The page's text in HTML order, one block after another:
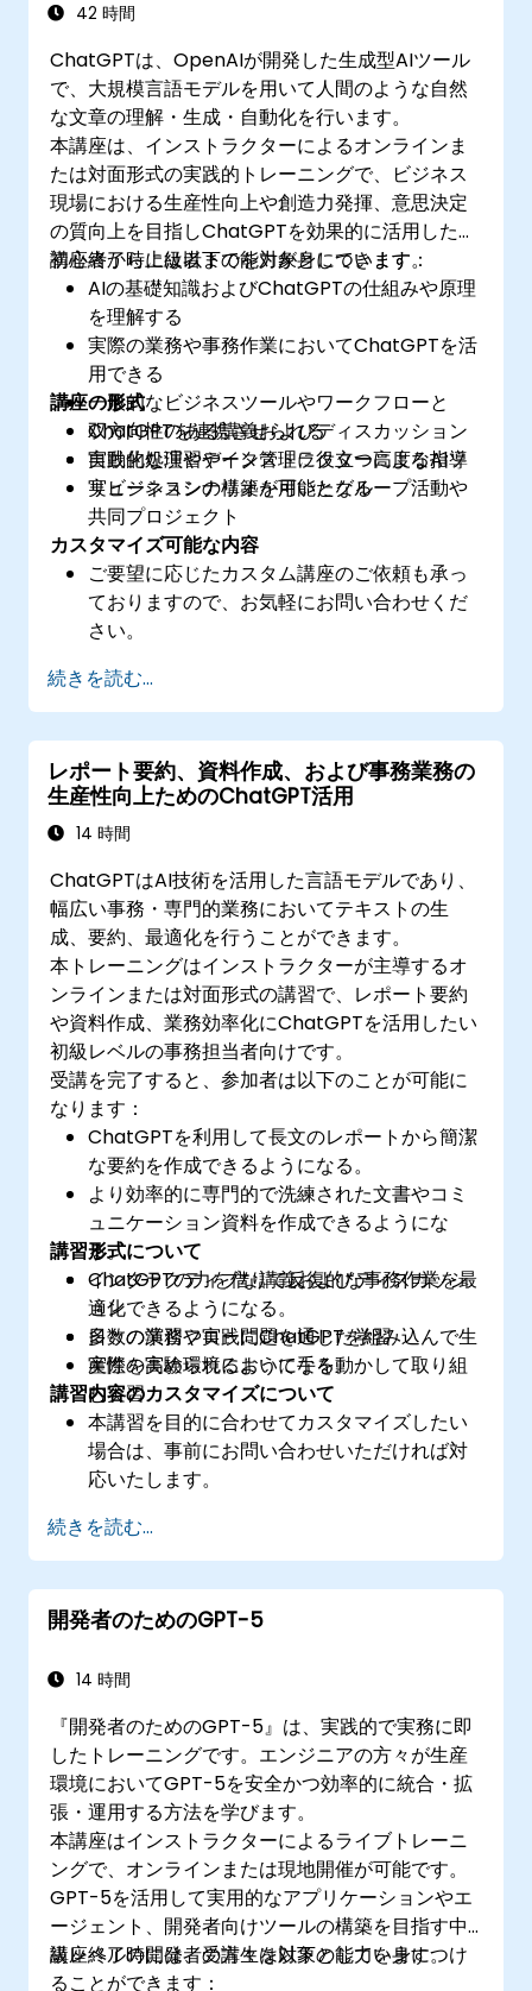
42 時間
ChatGPTは、OpenAIが開発した生成型AIツール
で、大規模言語モデルを用いて人間のような自然
な文章の理解・生成・自動化を行います。
本講座は、インストラクターによるオンラインま
たは対面形式の実践的トレーニングで、ビジネス
現場における生産性向上や創造力発揮、意思決定
の質向上を目指しChatGPTを効果的に活用したい
初心者から上級者までを対象としています。
講座終了時には以下の能力が身につきます：
AIの基礎知識およびChatGPTの仕組みや原理
を理解する
実際の業務や事務作業においてChatGPTを活
用できる
一般的なビジネスツールやワークフローと
ChatGPTを連携させられる
自動化処理やデータ管理に役立つ高度なAIソ
リューションの構築が可能となる
講座の形式
双方向性のある講義およびディスカッション
実践的な演習やインストラクターによる指導
実ビジネスシナリオを用いたグループ活動や
共同プロジェクト
カスタマイズ可能な内容
ご要望に応じたカスタム講座のご依頼も承っ
ておりますので、お気軽にお問い合わせくだ
さい。
続きを読む...
レポート要約、資料作成、および事務業務の
生産性向上ためのChatGPT活用
14 時間
ChatGPTはAI技術を活用した言語モデルであり、
幅広い事務・専門的業務においてテキストの生
成、要約、最適化を行うことができます。
本トレーニングはインストラクターが主導するオ
ンラインまたは対面形式の講習で、レポート要約
や資料作成、業務効率化にChatGPTを活用したい
初級レベルの事務担当者向けです。
受講を完了すると、参加者は以下のことが可能に
なります：
ChatGPTを利用して長文のレポートから簡潔
な要約を作成できるようになる。
より効率的に専門的で洗練された文書やコミ
ュニケーション資料を作成できるようにな
る。
ChatGPTの力を借りて反復的な事務作業を最
適化できるようになる。
日々の業務フローにChatGPTを組み込んで生
産性を高められるようになる。
講習形式について
インタラクティブな講義およびディスカッシ
ョン
多数の演習や実践問題を通じた学習
実際の実験環境において手を動かして取り組
む実習
講習内容のカスタマイズについて
本講習を目的に合わせてカスタマイズしたい
場合は、事前にお問い合わせいただければ対
応いたします。
続きを読む...
開発者のためのGPT-5
14 時間
『開発者のためのGPT-5』は、実践的で実務に即
したトレーニングです。エンジニアの方々が生産
環境においてGPT-5を安全かつ効率的に統合・拡
張・運用する方法を学びます。
本講座はインストラクターによるライブトレーニ
ングで、オンラインまたは現地開催が可能です。
GPT-5を活用して実用的なアプリケーションやエ
ージェント、開発者向けツールの構築を目指す中
級レベルの開発者の方々を対象としています。
講座終了時には、受講生は以下の能力を身につけ
ることができます：